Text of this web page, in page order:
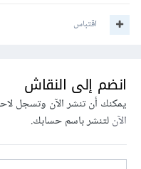
اقتباس
انضم إلى النقاش
يمكنك أن تنشر الآن وتسجل
الآنلتنشر باسم حسابك.